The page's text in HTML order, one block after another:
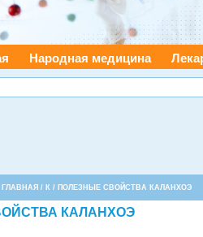
Народная медицина
ГЛАВНАЯ / К / ПОЛЕЗНЫЕ СВОЙСТВА КАЛАНХОЭ
КАЛАНХОЭ